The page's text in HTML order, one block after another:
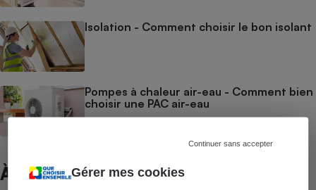
Gérer mes cookies
Continuer sans accepter
Isolation - Comment choisir le bon isolant
Pompes à chaleur air-eau - Comment bien
choisir une PAC air-eau
À ne pas manquer